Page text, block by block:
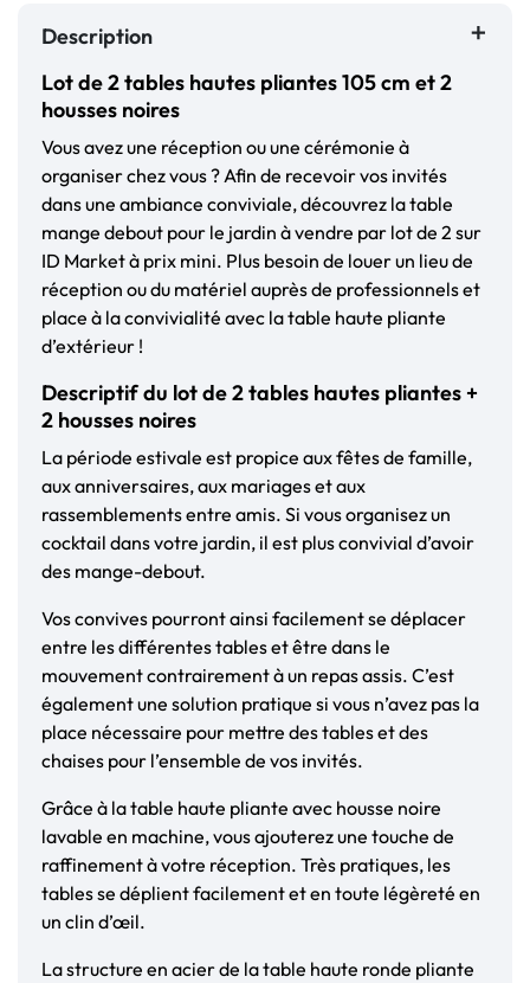
Description
Lot de 2 tables hautes pliantes 105 cm et 2
housses noires
Vous avez une réception ou une cérémonie à
organiser chez vous ? Afin de recevoir vos invités
dans une ambiance conviviale, découvrez la table
mange debout pour le jardin à vendre par lot de 2 sur
ID Market à prix mini. Plus besoin de louer un lieu de
réception ou du matériel auprès de professionnels et
place à la convivialité avec la table haute pliante
d’extérieur !
Descriptif du lot de 2 tables hautes pliantes +
2 housses noires
La période estivale est propice aux fêtes de famille,
aux anniversaires, aux mariages et aux
rassemblements entre amis. Si vous organisez un
cocktail dans votre jardin, il est plus convivial d’avoir
des mange-debout.
Vos convives pourront ainsi facilement se déplacer
entre les différentes tables et être dans le
mouvement contrairement à un repas assis. C’est
également une solution pratique si vous n’avez pas la
place nécessaire pour mettre des tables et des
chaises pour l’ensemble de vos invités.
Grâce à la table haute pliante avec housse noire
lavable en machine, vous ajouterez une touche de
raffinement à votre réception. Très pratiques, les
tables se déplient facilement et en toute légèreté en
un clin d’œil.
La structure en acier de la table haute ronde pliante